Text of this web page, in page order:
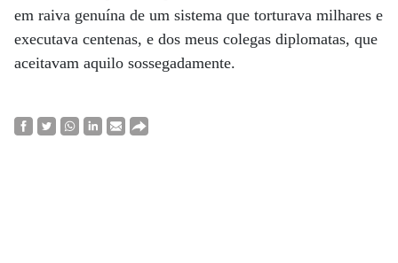
em raiva genuína de um sistema que torturava milhares e
executava centenas, e dos meus colegas diplomatas, que
aceitavam aquilo sossegadamente.